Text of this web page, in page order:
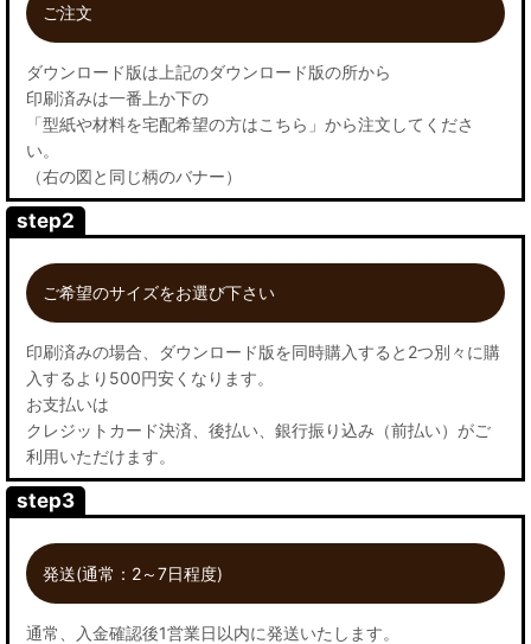
ご注文
ダウンロード版は上記のダウンロード版の所から
印刷済みは一番上か下の
「型紙や材料を宅配希望の方はこちら」から注文してくださ
い。
（右の図と同じ柄のバナー）
step2
ご希望のサイズをお選び下さい
印刷済みの場合、ダウンロード版を同時購入すると2つ別々に購
入するより500円安くなります。
お支払いは
クレジットカード決済、後払い、銀行振り込み（前払い）がご
利用いただけます。
step3
発送(通常：2～7日程度)
通常、入金確認後1営業日以内に発送いたします。